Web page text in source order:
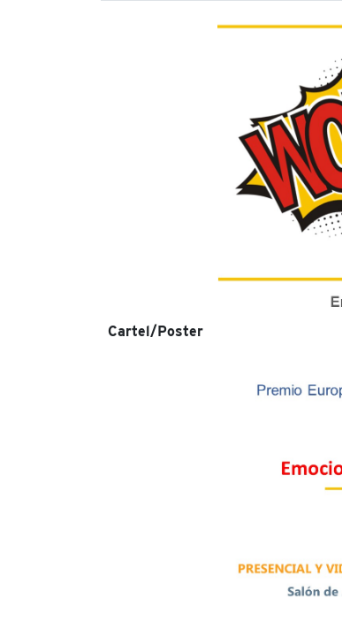
Cartel/Poster